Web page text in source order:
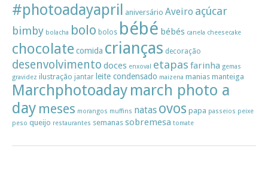
#photoadayapril aniversário Aveiro açúcar
bimby bolacha bolo bolos bébé bébés canela cheesecake
chocolatecomida crianças decoração
desenvolvimento doces enxoval etapas farinha gemas
gravidez ilustração jantar leite condensado maizena manias manteiga
Marchphotoaday march photo a
day meses morangos muffins natas ovos papa passeios peixe
peso queijo restaurantes semanas sobremesa tomate